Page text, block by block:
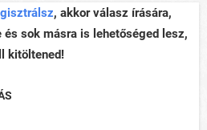
, akkor válasz írására,
sok másra is lehetőséged lesz,
kitöltened!